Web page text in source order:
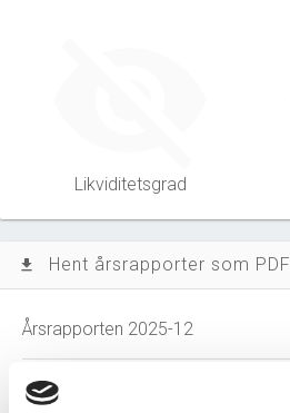
Likviditetsgrad
file_download Hent årsrapporter som PDF
Årsrapporten 2025-12
Årsrapporten 2024-12